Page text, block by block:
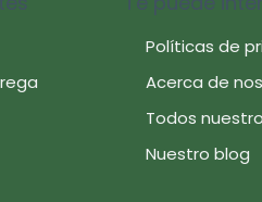
Políticas de
Acerca de
Todos
Nuestro blog